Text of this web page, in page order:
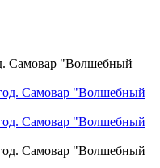
Самовар "Волшебный